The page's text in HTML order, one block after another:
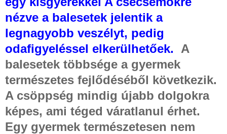
nézve a balesetek jelentik a
legnagyobb veszélyt, pedig
odafigyeléssel elkerülhetőek. A
balesetek többsége a gyermek
természetes fejlődéséből következik.
A csöppség mindig újabb dolgokra
képes, ami téged váratlanul érhet.
Egy gyermek természetesen nem